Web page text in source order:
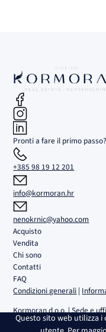
Pronti a fare il primo passo?
+385 98 19 12 201
info@kormoran.hr
nenokrnic@yahoo.com
Acquisto
Vendita
Chi sono
Contatti
FAQ
Condizioni generali |
Kormoran d.o.o. | Sede e
al Registro delle Imprese
Questo sito web utilizza